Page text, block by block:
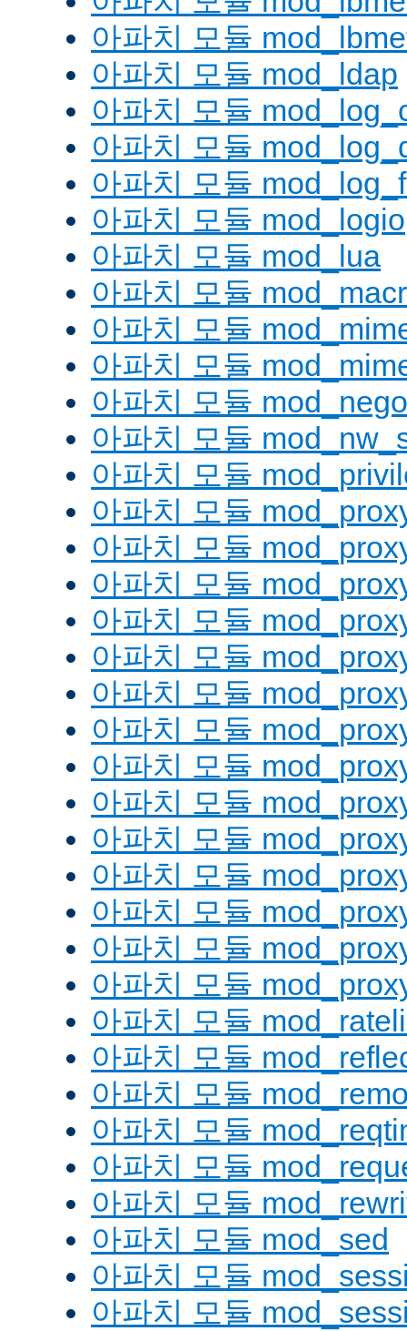
아파치 모듈
아파치 모듈 mod_ldap
아파치 모듈
아파치 모듈
아파치 모듈
아파치 모듈 mod_logio
아파치 모듈 mod_lua
아파치 모듈
아파치 모듈
아파치 모듈
아파치 모듈
아파치 모듈
아파치 모듈
아파치 모듈
아파치 모듈
아파치 모듈
아파치 모듈
아파치 모듈
아파치 모듈
아파치 모듈
아파치 모듈
아파치 모듈
아파치 모듈
아파치 모듈
아파치 모듈
아파치 모듈
아파치 모듈
아파치 모듈
아파치 모듈
아파치 모듈
아파치 모듈
아파치 모듈
아파치 모듈
아파치 모듈 mod_sed
아파치 모듈
아파치 모듈